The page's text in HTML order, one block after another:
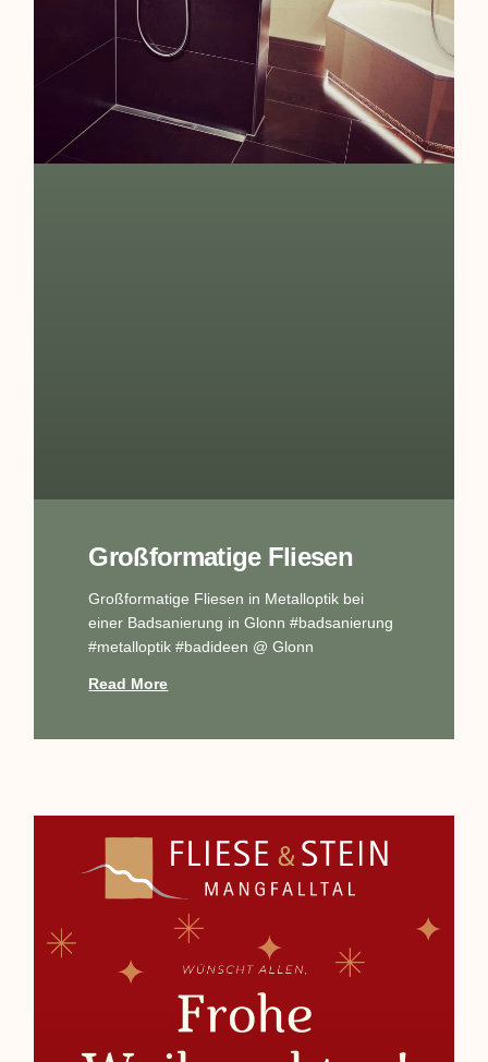
Großformatige Fliesen
Großformatige Fliesen in Metalloptik bei
einer Badsanierung in Glonn #badsanierung
#metalloptik #badideen @ Glonn
Read More